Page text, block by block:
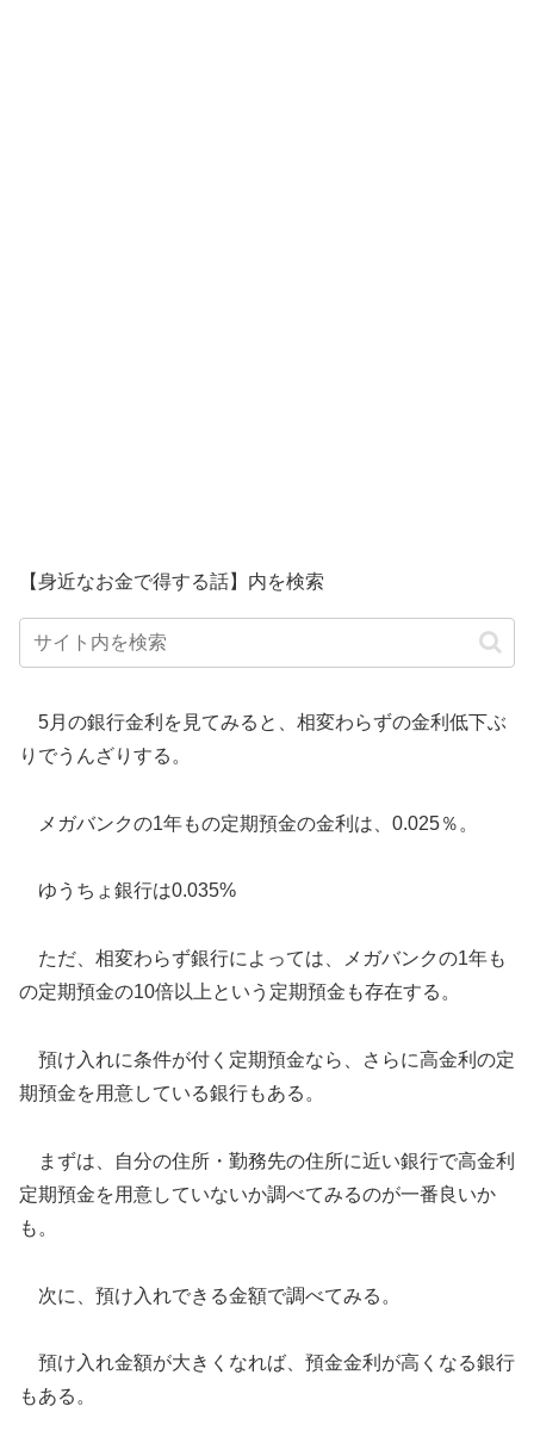
【身近なお金で得する話】内を検索
5月の銀行金利を見てみると、相変わらずの金利低下ぶ
りでうんざりする。
メガバンクの1年もの定期預金の金利は、0.025％。
ゆうちょ銀行は0.035%
ただ、相変わらず銀行によっては、メガバンクの1年も
の定期預金の10倍以上という定期預金も存在する。
預け入れに条件が付く定期預金なら、さらに高金利の定
期預金を用意している銀行もある。
まずは、自分の住所・勤務先の住所に近い銀行で高金利
定期預金を用意していないか調べてみるのが一番良いか
も。
次に、預け入れできる金額で調べてみる。
預け入れ金額が大きくなれば、預金金利が高くなる銀行
もある。